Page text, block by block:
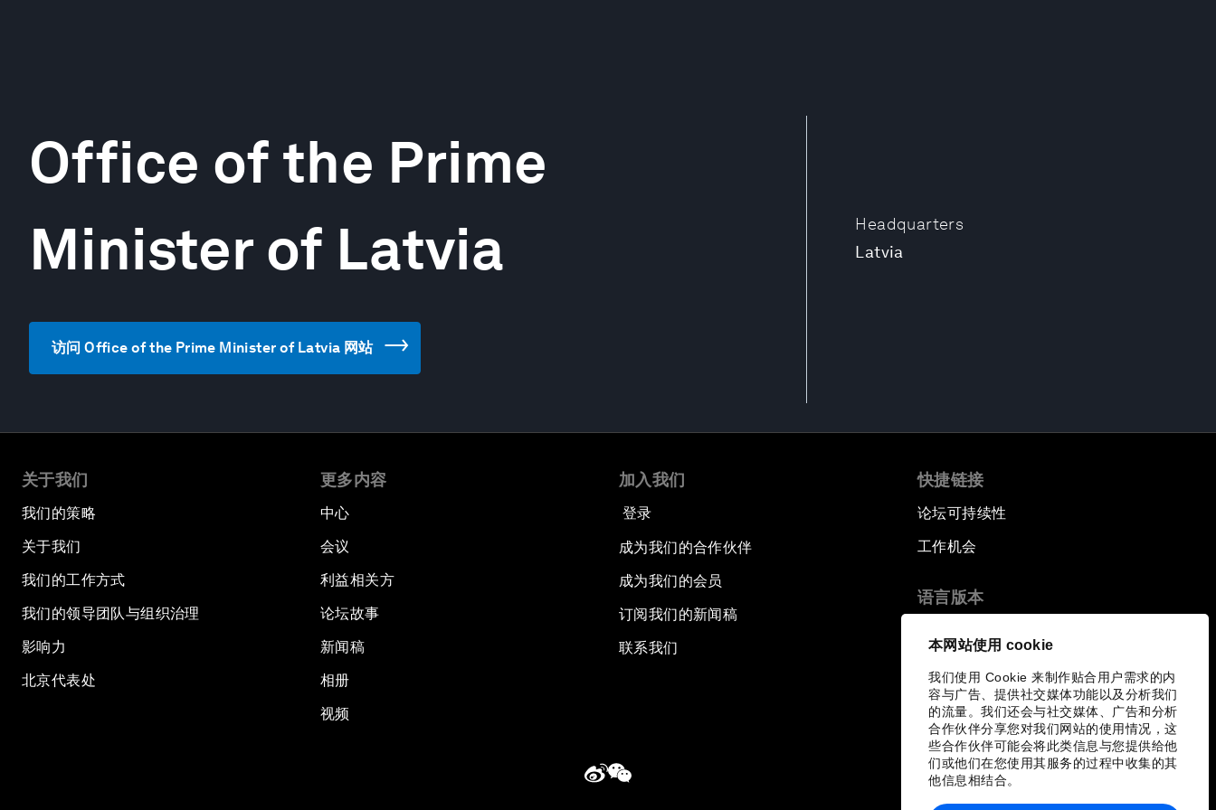
本网站使用 cookie
我们使用 Cookie 来制作贴合用户需求的内
容与广告、提供社交媒体功能以及分析我们
的流量。我们还会与社交媒体、广告和分析
合作伙伴分享您对我们网站的使用情况，这
些合作伙伴可能会将此类信息与您提供给他
们或他们在您使用其服务的过程中收集的其
他信息相结合。
Headquarters
Latvia
Office of the Prime
Minister of Latvia
访问 Office of the Prime Minister of Latvia 网站
关于我们
我们的策略
关于我们
我们的工作方式
我们的领导团队与组织治理
影响力
北京代表处
更多内容
中心
会议
利益相关方
论坛故事
新闻稿
相册
视频
加入我们
登录
成为我们的合作伙伴
成为我们的会员
订阅我们的新闻稿
联系我们
快捷链接
论坛可持续性
工作机会
语言版本